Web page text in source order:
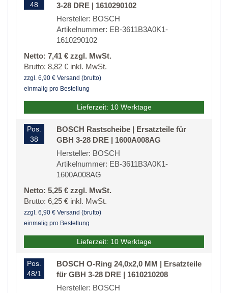
48
3-28 DRE | 1610290102
Hersteller: BOSCH
Artikelnummer: EB-3611B3A0K1-
1610290102
Netto: 7,41 € zzgl. MwSt.
Brutto: 8,82 € inkl. MwSt.
zzgl. 6,90 € Versand (brutto)
einmalig pro Bestellung
Lieferzeit: 10 Werktage
Pos.
38
BOSCH Rastscheibe | Ersatzteile für
GBH 3-28 DRE | 1600A008AG
Hersteller: BOSCH
Artikelnummer: EB-3611B3A0K1-
1600A008AG
Netto: 5,25 € zzgl. MwSt.
Brutto: 6,25 € inkl. MwSt.
zzgl. 6,90 € Versand (brutto)
einmalig pro Bestellung
Lieferzeit: 10 Werktage
Pos.
48/1
BOSCH O-Ring 24,0x2,0 MM | Ersatzteile
für GBH 3-28 DRE | 1610210208
Hersteller: BOSCH